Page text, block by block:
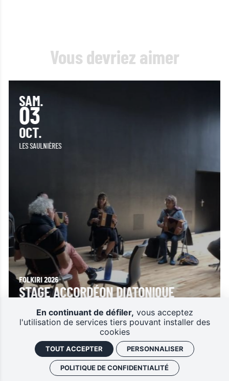
Vous devriez aimer
SAM.
03
OCT.
LES SAULNIÈRES
FOLKIRI 2026
STAGE ACCORDÉON DIATONIQUE
ATELIERS / CONFÉRENCES
En continuant de défiler, vous acceptez
l'utilisation de services tiers pouvant installer des
cookies
TOUT ACCEPTER PERSONNALISER
POLITIQUE DE CONFIDENTIALITÉ